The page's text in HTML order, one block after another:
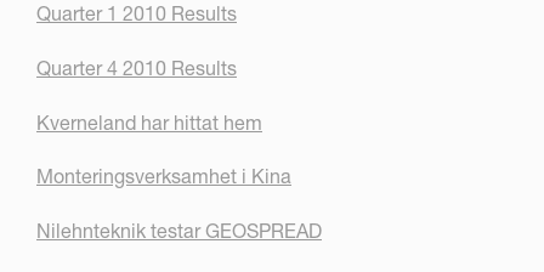
Quarter 1 2010 Results
Quarter 4 2010 Results
Kverneland har hittat hem
Monteringsverksamhet i Kina
Nilehnteknik testar GEOSPREAD